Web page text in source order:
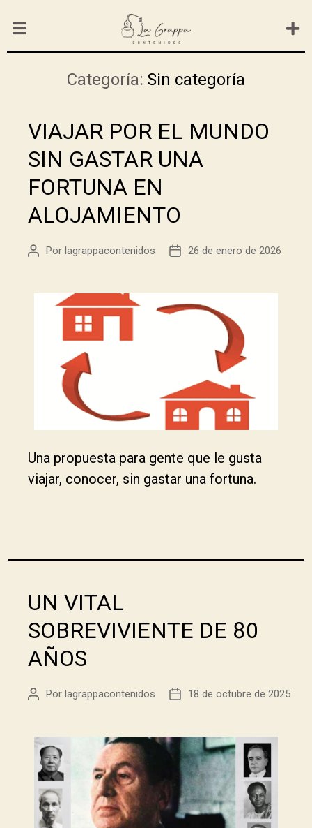
Categoría: Sin categoría
VIAJAR POR EL MUNDO
SIN GASTAR UNA
FORTUNA EN
ALOJAMIENTO
Por lagrappacontenidos 26 de enero de 2026
Una propuesta para gente que le gusta
viajar, conocer, sin gastar una fortuna.
UN VITAL
SOBREVIVIENTE DE 80
AÑOS
Por lagrappacontenidos 18 de octubre de 2025